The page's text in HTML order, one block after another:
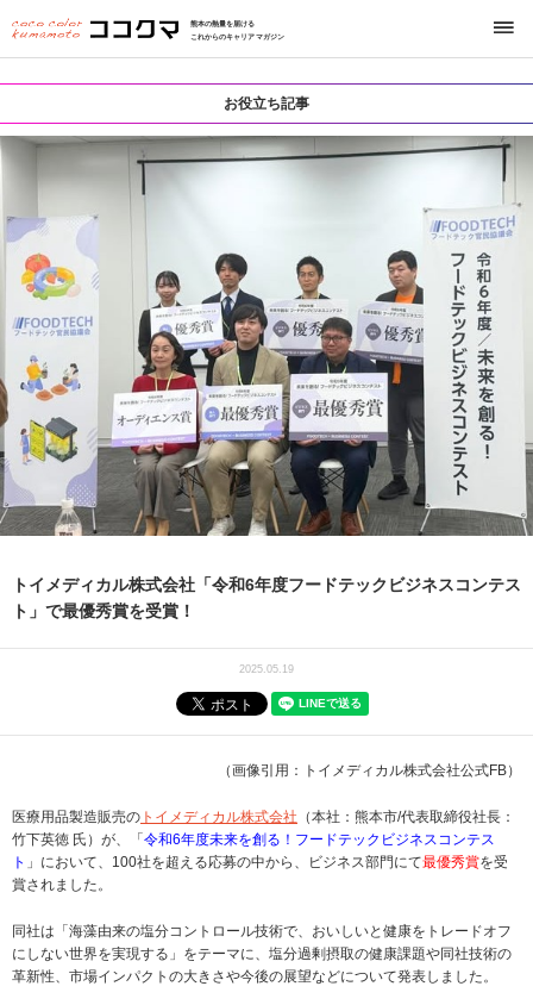
熊本の熱量を届ける
これからのキャリアマガジン
お役立ち記事
トイメディカル株式会社「令和6年度フードテックビジネスコンテス
ト」で最優秀賞を受賞！
2025.05.19
（画像引用：トイメディカル株式会社公式FB）
医療用品製造販売の トイメディカル株式会社 （本社：熊本市/代表取締役社長：
竹下英徳 氏）が、「 令和6年度未来を創る！フードテックビジネスコンテス
ト 」において、100社を超える応募の中から、ビジネス部門にて最優秀賞を受
賞されました。
同社は「海藻由来の塩分コントロール技術で、おいしいと健康をトレードオフ
にしない世界を実現する」をテーマに、塩分過剰摂取の健康課題や同社技術の
革新性、市場インパクトの大きさや今後の展望などについて発表しました。